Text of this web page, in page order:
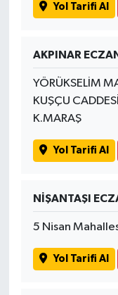
Yol Tarifi Al
AKPINAR
YÖRÜKSELİM
KUŞÇU
K.MARAŞ
Yol Tarifi Al
NİŞANTAŞI
5 Nisan
Yol Tarifi Al